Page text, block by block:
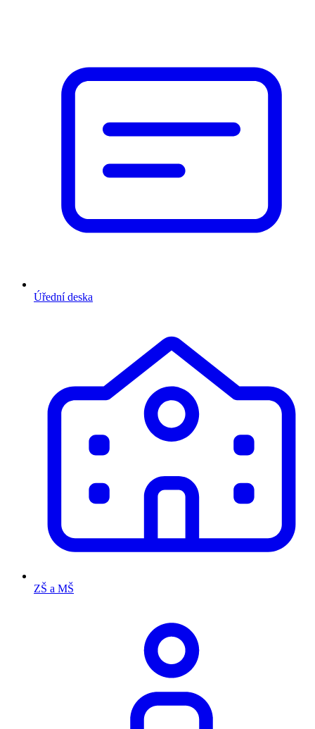
Úřední deska
ZŠ a MŠ